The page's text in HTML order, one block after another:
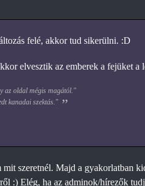
felé, akkor tud sikerülni. :D
elvesztik az emberek a fejüket a
az oldal mégis magától."
kanadai szektás."
szeretnél. Majd a gyakorlatban
:) Elég, ha az adminok/hírezők